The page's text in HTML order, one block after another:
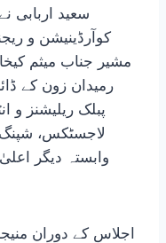
سعید اربابی
کوآرڈینیشن و
مشیر جناب میثم
رمیدان زون کے
پبلک ریلیشنز و
لاجسٹکس،
وابستہ دیگر
اجلاس کے دوران